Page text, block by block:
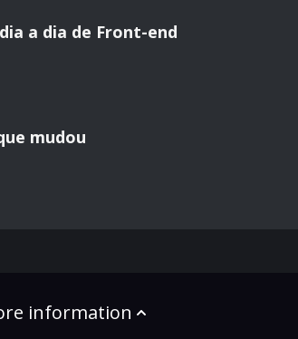
a dia de Front-end
mudou
information